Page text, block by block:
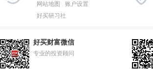
网站地图
账户设置
好买研习社
好买财富微信
专业的投资顾问